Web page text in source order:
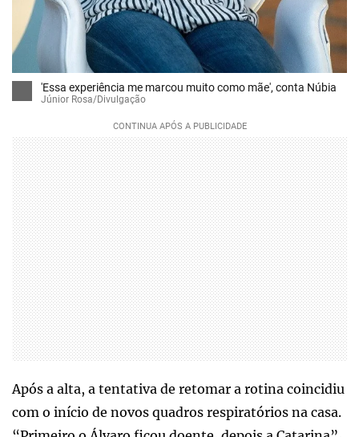
'Essa experiência me marcou muito como mãe', conta Núbia
Júnior Rosa/Divulgação
Após a alta, a tentativa de retomar a rotina coincidiu
com o início de novos quadros respiratórios na casa.